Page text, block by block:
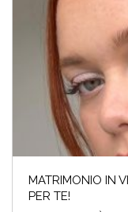
MATRIMONIO IN
PER TE!